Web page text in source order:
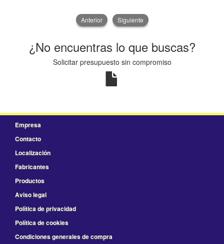
Anterior Siguiente
¿No encuentras lo que buscas?
Solicitar presupuesto sin compromiso
Empresa
Contacto
Localización
Fabricantes
Productos
Aviso legal
Política de privacidad
Política de cookies
Condiciones generales de compra